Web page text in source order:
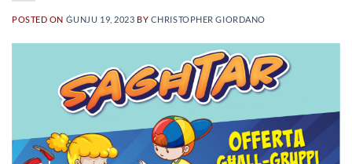
POSTED ON ĠUNJU 19, 2023 BY CHRISTOPHER GIORDANO